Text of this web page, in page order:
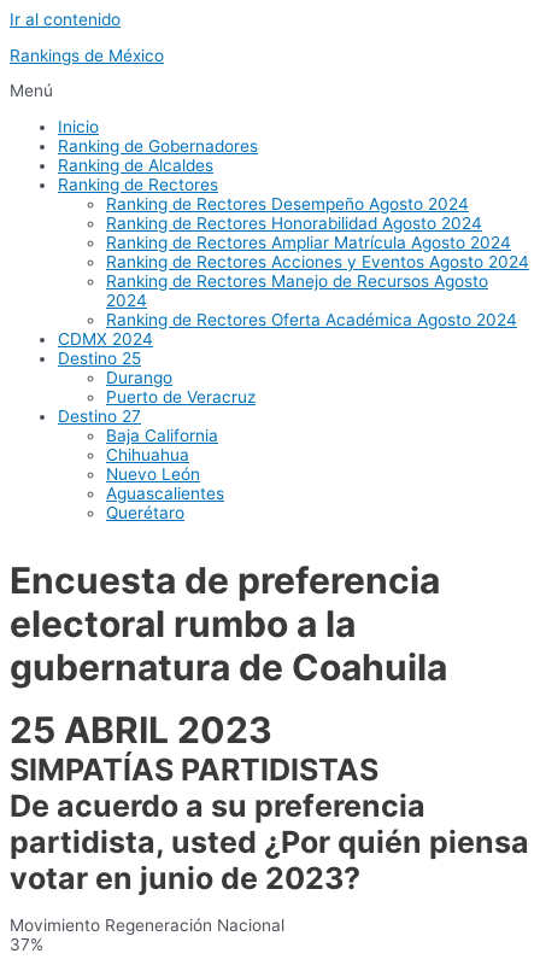
Ir al contenido
Rankings de México
Menú
Inicio
Ranking de Gobernadores
Ranking de Alcaldes
Ranking de Rectores
Ranking de Rectores Desempeño Agosto 2024
Ranking de Rectores Honorabilidad Agosto 2024
Ranking de Rectores Ampliar Matrícula Agosto 2024
Ranking de Rectores Acciones y Eventos Agosto 2024
Ranking de Rectores Manejo de Recursos Agosto
2024
Ranking de Rectores Oferta Académica Agosto 2024
CDMX 2024
Destino 25
Durango
Puerto de Veracruz
Destino 27
Baja California
Chihuahua
Nuevo León
Aguascalientes
Querétaro
Encuesta de preferencia
electoral rumbo a la
gubernatura de Coahuila
25 ABRIL 2023
SIMPATÍAS PARTIDISTAS
De acuerdo a su preferencia
partidista, usted ¿Por quién piensa
votar en junio de 2023?
Movimiento Regeneración Nacional
37%